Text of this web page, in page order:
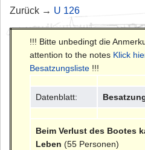
Zurück → U 126
!!! Bitte unbedingt die
attention to the notes Klick
Besatzungsliste !!!
Datenblatt:
Beim Verlust des Bootes
Leben (55 Personen)